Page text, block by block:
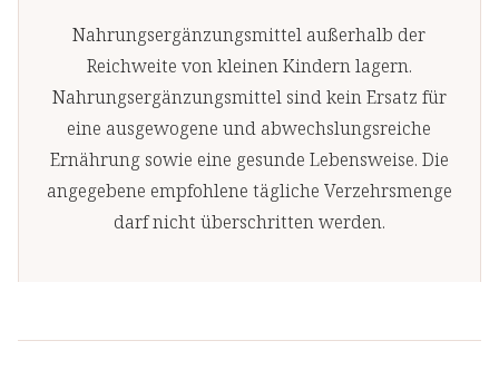
Nahrungsergänzungsmittel außerhalb der
Reichweite von kleinen Kindern lagern.
Nahrungsergänzungsmittel sind kein Ersatz für
eine ausgewogene und abwechslungsreiche
Ernährung sowie eine gesunde Lebensweise. Die
angegebene empfohlene tägliche Verzehrsmenge
darf nicht überschritten werden.